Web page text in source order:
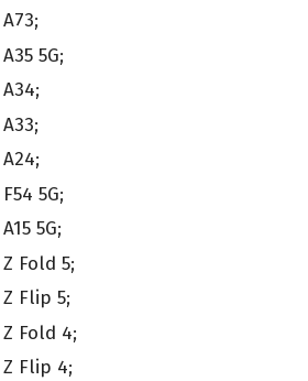
5G;
5G;
5G;
Fold 5;
Flip 5;
Fold 4;
Flip 4;